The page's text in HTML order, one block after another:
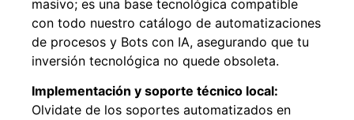
masivo; es una base tecnológica compatible
con todo nuestro catálogo de automatizaciones
de procesos y Bots con IA, asegurando que tu
inversión tecnológica no quede obsoleta.
Implementación y soporte técnico local:
Olvidate de los soportes automatizados en